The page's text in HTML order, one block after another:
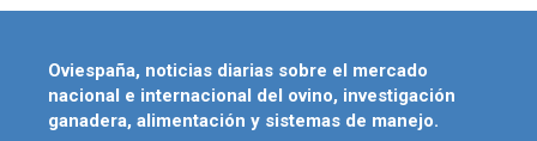
Oviespaña, noticias diarias sobre el mercado
nacional e internacional del ovino, investigación
ganadera, alimentación y sistemas de manejo.